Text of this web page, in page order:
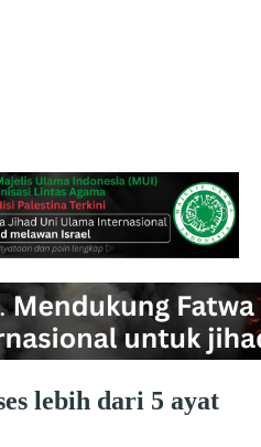
lebih dari 5 ayat